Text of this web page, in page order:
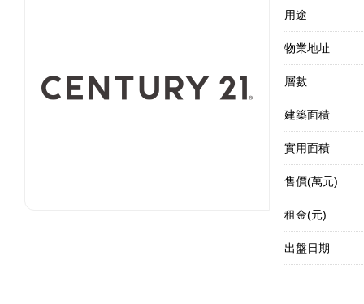
用途
物業地址
層數
建築面積
實用面積
售價(萬元)
租金(元)
出盤日期